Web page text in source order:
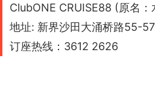
ClubONE CRUISE88 (原名：
地址: 新界沙田大涌桥路55-
订座热线：3612 2626